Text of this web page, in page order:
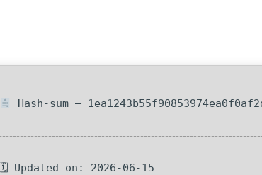
Hash-sum —
🗓 Updated on: 2026-06-15